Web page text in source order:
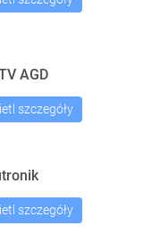
AGD
szczegóły
szczegóły